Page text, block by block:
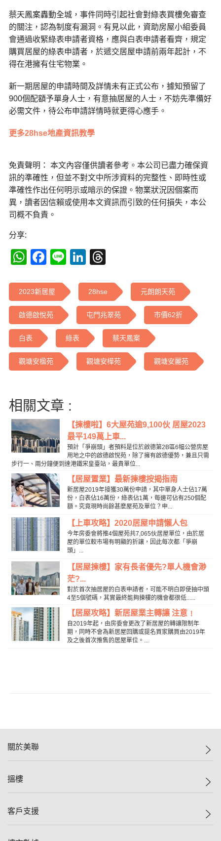
蔡天鳳案轟動全城，事件同時引起社會對綠表買樓免審查
的關注，認為制度有漏洞。有見以此，資助房屋小組委員
會通過收緊綠表申請者資格，應與白表申請者看齊，規定
購買居屋的綠表申請者，於遞交居屋申請前兩年起計，不
得在港擁有住宅物業。
新一期居屋的申請時間及詳情未有正式公布，據知預留了
900個配額予單身人士，有意抽居屋的人士，不妨先準備好
必需文件，待公布申請詳情時就更得心應手。
更多28hse地產資訊教學
免責聲明： 本文內容僅供讀者參考。本公司已盡力確保資
訊的準確性，但並不對文中所涉資料的完整性、即時性或
準確性作出任何明示或暗示的保證。物業狀況因個案而
異，讀者因信賴或使用本文資訊而引致的任何損失，本公
司概不負責。
分享:
WhatsApp
Facebook
LineLinkedIn
2023新居屋 28hse 元朗朗天苑
啟德啟悅苑 屯門兆翠苑 市價62折
白表 綠表 蔡天鳳案
觀塘安楹苑 觀塘安樺苑 觀塘安麗苑
相關文章 :
【揀樓啦】6大屋苑逾9,100伙 居屋2023
最平149萬上車...
預計「爭崩頭」者預料是位於啟德第2B區6幅公營房屋
用地之中的啟德啟悅苑，除了擁有啟德優勢，兼且只需
步行一、兩分鐘便到達港鐵宋皇臺站，最貴單位...
【居屋置業】最新揀樓按揭指南
新居屋2019年接獲30萬份申請，其中單身人士佔17萬
份，白表佔16萬份，綠表佔1萬，每邊可佔有250個配
額。究竟現時尚餘甚麼屋苑及單位？申...
【上車攻略】2020居屋申請懶人包
今年房委會將推4個屋苑共7,065伙居屋單位，由於居
屋的單位較市場有明顯的折讓，因此每次都「爭崩
頭」...
【居屋揀樓】家有長者優先?單人機會渺
茫?...
對於首次抽居屋的白表申請者，可能不明白即使抽中頭
4至5個號碼，其實最終能夠揀樓的機會都很低......
【居屋攻略】新居屋業主轉讓 注意﹗
自2019年起，由房委會更改了新居屋的轉讓限制年
期，同時不會為新居屋回購或提名買家購買由2019年
及之後首次推售的居屋單位。...
關於美聯
美聯集團
人才招募
搵樓
一手新盤
客戶支援